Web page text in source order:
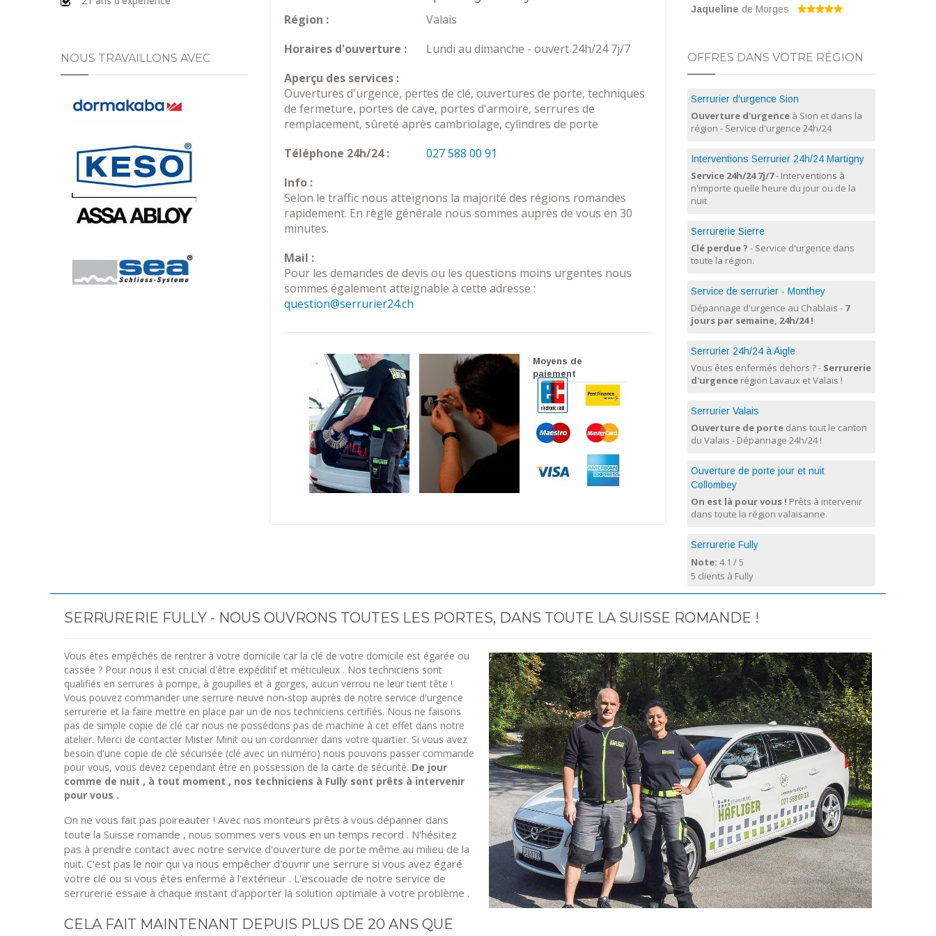
Région :
Valais
Horaires d'ouverture :
Lundi au dimanche - ouvert 24h/24 7j/7
Aperçu des services :
Ouvertures d'urgence, pertes de clé, ouvertures de porte, techniques
de fermeture, portes de cave, portes d'armoire, serrures de
remplacement, sûreté après cambriolage, cylindres de porte
Téléphone 24h/24 :
027 588 00 91
Info :
Selon le traffic nous atteignons la majorité des régions romandes
rapidement. En règle générale nous sommes auprès de vous en 30
minutes.
Mail :
Pour les demandes de devis ou les questions moins urgentes nous
sommes également atteignable à cette adresse :
question@serrurier24.ch
Moyens de
paiement
NOUS TRAVAILLONS AVEC
Jaqueline de Morges
OFFRES DANS VOTRE RÉGION
Serrurier d'urgence Sion
Ouverture d'urgence à Sion et dans la
région - Service d'urgence 24h/24
Interventions Serrurier 24h/24 Martigny
Service 24h/24 7j/7- Interventions à
n'importe quelle heure du jour ou de la
nuit
Serrurerie Sierre
Clé perdue ? - Service d'urgence dans
toute la région.
Service de serrurier - Monthey
Dépannage d'urgence au Chablais - 7
jours par semaine, 24h/24 !
Serrurier 24h/24 à Aigle
Vous êtes enfermés dehors ? - Serrurerie
d'urgence région Lavaux et Valais !
Serrurier Valais
Ouverture de porte dans tout le canton
du Valais - Dépannage 24h/24 !
Ouverture de porte jour et nuit
Collombey
On est là pour vous ! Prêts à intervenir
dans toute la région valaisanne.
Serrurerie Fully
Note: 4.1 /5
5 clients à Fully
SERRURERIE FULLY - NOUS OUVRONS TOUTES LES PORTES, DANS TOUTE LA SUISSE ROMANDE !
Vous êtes empêchés de rentrer à votre domicile car la clé de votre domicile est égarée ou
cassée ? Pour nous il est crucial d'être expéditif et méticuleux . Nos techniciens sont
qualifiés en serrures à pompe, à goupilles et à gorges, aucun verrou ne leur tient tête !
Vous pouvez commander une serrure neuve non-stop auprès de notre service d'urgence
serrurerie et la faire mettre en place par un de nos techniciens certifiés. Nous ne faisons
pas de simple copie de clé car nous ne possédons pas de machine à cet effet dans notre
atelier. Merci de contacter Mister Minit ou un cordonnier dans votre quartier. Si vous avez
besoin d'une copie de clé sécurisée (clé avec un numéro) nous pouvons passer commande
pour vous, vous devez cependant être en possession de la carte de sécurité. De jour
comme de nuit , à tout moment , nos techniciens à Fully sont prêts à intervenir
pour vous .
On ne vous fait pas poireauter ! Avec nos monteurs prêts à vous dépanner dans
toute la Suisse romande , nous sommes vers vous en un temps record . N'hésitez
pas à prendre contact avec notre service d'ouverture de porte même au milieu de la
nuit. C'est pas le noir qui va nous empêcher d'ouvrir une serrure si vous avez égaré
votre clé ou si vous êtes enfermé à l'extérieur . L'escouade de notre service de
serrurerie essaie à chaque instant d'apporter la solution optimale à votre problème .
CELA FAIT MAINTENANT DEPUIS PLUS DE 20 ANS QUE